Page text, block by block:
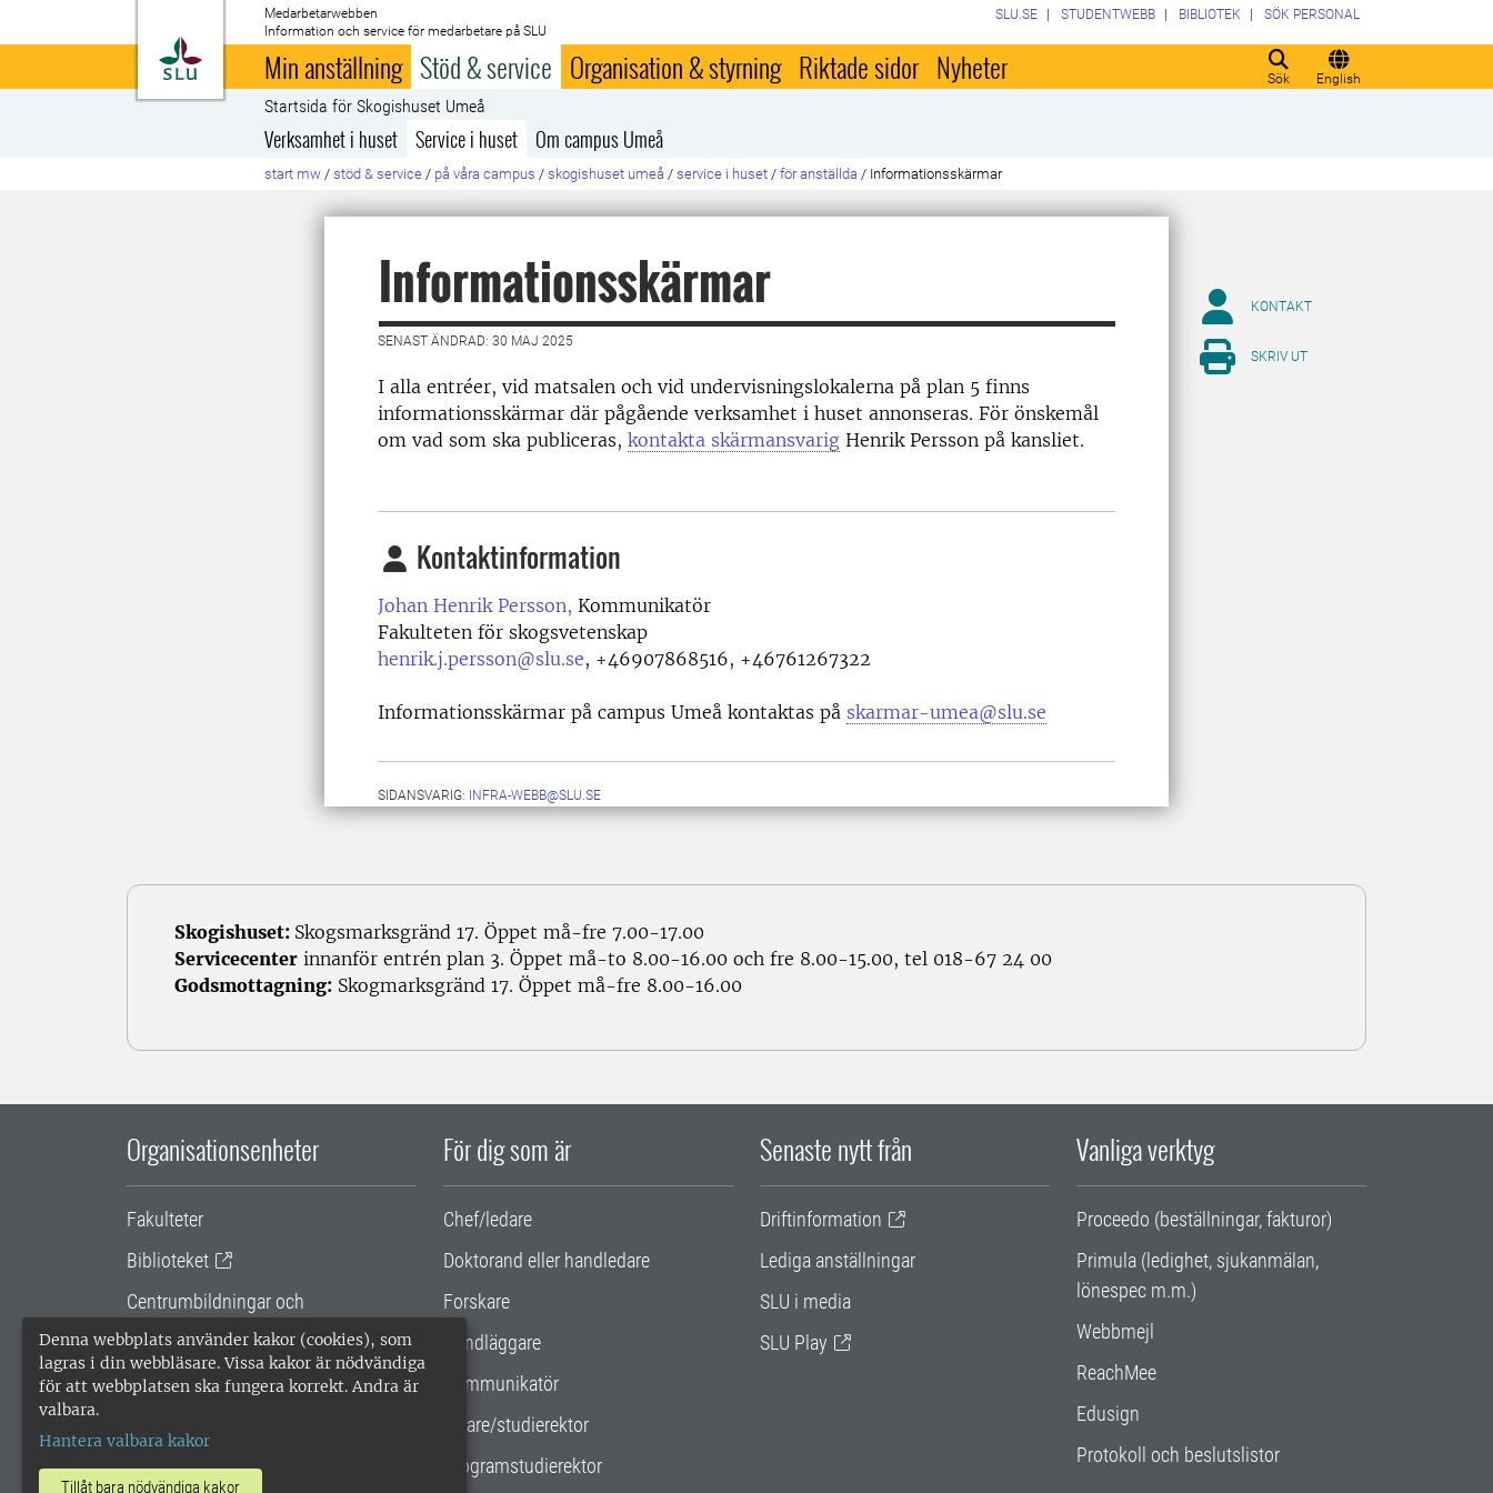
Denna webbplats använder kakor (cookies), som
lagras i din webbläsare. Vissa kakor är nödvändiga
för att webbplatsen ska fungera korrekt. Andra är
valbara.
Hantera valbara kakor
Tillåt bara nödvändiga kakor
Till startsida
Medarbetarwebben
Information och service för medarbetare på SLU
Sök English
SLU.SE STUDENTWEBB BIBLIOTEK SÖK PERSONAL
Min anställning Stöd & service Organisation & styrning Riktade sidor Nyheter
Startsida för Skogishuset Umeå
Verksamhet i huset Service i huset Om campus Umeå
start mw / stöd & service / på våra campus / skogishuset umeå / service i huset / för anställda / Informationsskärmar
Informationsskärmar
SENAST ÄNDRAD: 30 MAJ 2025
I alla entréer, vid matsalen och vid undervisningslokalerna på plan 5 finns
informationsskärmar där pågående verksamhet i huset annonseras. För önskemål
om vad som ska publiceras, kontakta skärmansvarig Henrik Persson på kansliet.
Kontaktinformation
Johan Henrik Persson, Kommunikatör
Fakulteten för skogsvetenskap
henrik.j.persson@slu.se, +46907868516, +46761267322
Informationsskärmar på campus Umeå kontaktas på skarmar-umea@slu.se
SIDANSVARIG: INFRA-WEBB@SLU.SE
KONTAKT
SKRIV UT
Skogishuset: Skogsmarksgränd 17. Öppet må-fre 7.00-17.00
Servicecenter innanför entrén plan 3. Öppet må-to 8.00-16.00 och fre 8.00-15.00, tel 018-67 24 00
Godsmottagning: Skogmarksgränd 17. Öppet må-fre 8.00-16.00
Organisationsenheter
Fakulteter
Biblioteket
Centrumbildningar och
samarbetsprojekt
Gemensamma verksamhetsstödet
För dig som är
Chef/ledare
Doktorand eller handledare
Forskare
Handläggare
Kommunikatör
Lärare/studierektor
Programstudierektor
Senaste nytt från
Driftinformation
Lediga anställningar
SLU i media
SLU Play
Vanliga verktyg
Proceedo (beställningar, fakturor)
Primula (ledighet, sjukanmälan,
lönespec m.m.)
Webbmejl
ReachMee
Edusign
Protokoll och beslutslistor